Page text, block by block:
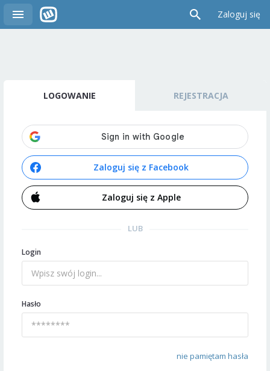
Zaloguj się
LOGOWANIE REJESTRACJA
Zaloguj się z Facebook
Zaloguj się z Apple
LUB
Login
Hasło
nie pamiętam hasła